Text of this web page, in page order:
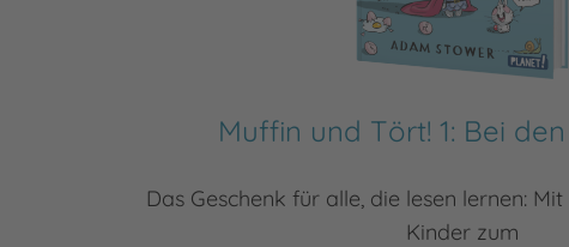
Muffin und Tört! 1: Bei
Das Geschenk für alle, die lesen lernen:
Kinder zum